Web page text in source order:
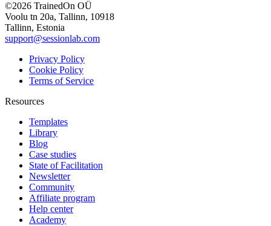
©2026 TrainedOn OÜ
Voolu tn 20a, Tallinn, 10918
Tallinn, Estonia
support@sessionlab.com
Privacy Policy
Cookie Policy
Terms of Service
Resources
Templates
Library
Blog
Case studies
State of Facilitation
Newsletter
Community
Affiliate program
Help center
Academy